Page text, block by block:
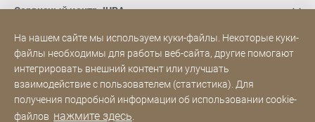
Сервисный центр JURA
Покупайте онлайн / Условия
Социальные медиа
На нашем сайте мы используем куки-файлы. Некоторые куки-
файлы необходимы для работы веб-сайта, другие помогают
интегрировать внешний контент или улучшать
взаимодействие с пользователем (статистика). Для
получения подробной информации об использовании cookie-
файлов нажмите здесь